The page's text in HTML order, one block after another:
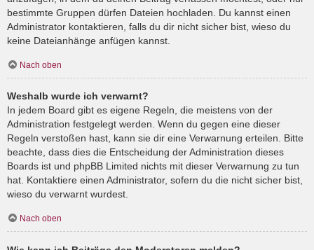
bestimmte Gruppen dürfen Dateien hochladen. Du kannst einen
Administrator kontaktieren, falls du dir nicht sicher bist, wieso du
keine Dateianhänge anfügen kannst.
Nach oben
Weshalb wurde ich verwarnt?
In jedem Board gibt es eigene Regeln, die meistens von der
Administration festgelegt werden. Wenn du gegen eine dieser
Regeln verstoßen hast, kann sie dir eine Verwarnung erteilen. Bitte
beachte, dass dies die Entscheidung der Administration dieses
Boards ist und phpBB Limited nichts mit dieser Verwarnung zu tun
hat. Kontaktiere einen Administrator, sofern du die nicht sicher bist,
wieso du verwarnt wurdest.
Nach oben